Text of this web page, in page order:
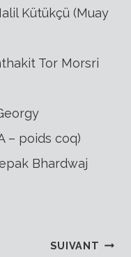
Kütükçü (Muay
Tor Morsri
– poids coq)
Bhardwaj
SUIVANT